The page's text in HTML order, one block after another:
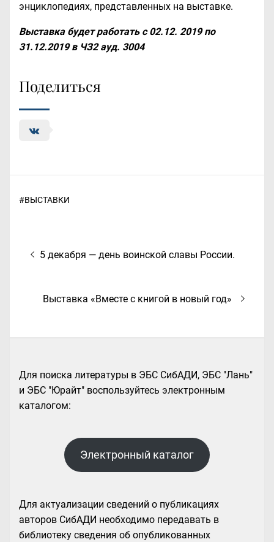
энциклопедиях, представленных на выставке.
Выставка будет работать с 02.12. 2019 по
31.12.2019 в ЧЗ2 ауд. 3004
Поделиться
#ВЫСТАВКИ
Навигация
Предыдущая
5 декабря — день воинской славы России.
Следующая
Выставка «Вместе с книгой в новый год»
Для поиска литературы в ЭБС СибАДИ, ЭБС "Лань"
и ЭБС "Юрайт" воспользуйтесь электронным
каталогом:
Электронный каталог
Для актуализации сведений о публикациях
авторов СибАДИ необходимо передавать в
библиотеку сведения об опубликованных